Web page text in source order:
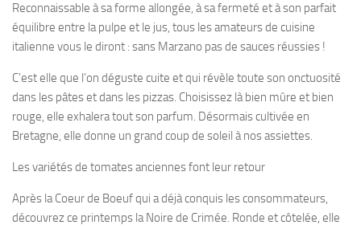
Reconnaissable à sa forme allongée, à sa fermeté et à son parfait
équilibre entre la pulpe et le jus, tous les amateurs de cuisine
italienne vous le diront : sans Marzano pas de sauces réussies !
C’est elle que l’on déguste cuite et qui révèle toute son onctuosité
dans les pâtes et dans les pizzas. Choisissez là bien mûre et bien
rouge, elle exhalera tout son parfum. Désormais cultivée en
Bretagne, elle donne un grand coup de soleil à nos assiettes.
Les variétés de tomates anciennes font leur retour
Après la Coeur de Boeuf qui a déjà conquis les consommateurs,
découvrez ce printemps la Noire de Crimée. Ronde et côtelée, elle